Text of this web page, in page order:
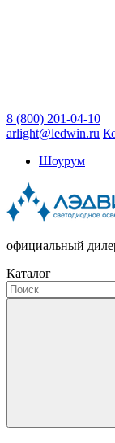
8 (800) 201-04-10
arlight@ledwin.ru
Шоурум
официальный
Каталог